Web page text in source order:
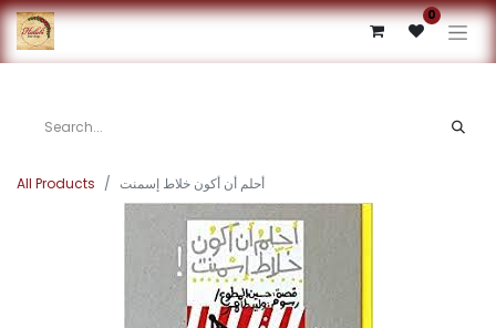
0
All Products أحلم أن أكون خلاط إسمنت